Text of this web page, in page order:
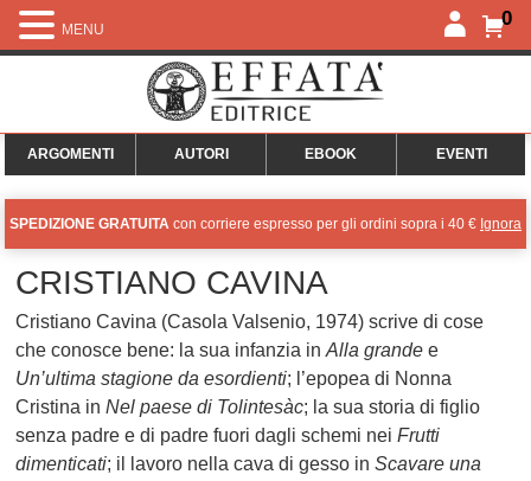
0
ARGOMENTI AUTORI EBOOK EVENTI
SPEDIZIONE GRATUITA con corriere espresso per gli ordini sopra i 40 € Ignora
CRISTIANO CAVINA
Cristiano Cavina (Casola Valsenio, 1974) scrive di cose
che conosce bene: la sua infanzia inAlla grande e
Un’ultima stagione da esordienti; l’epopea di Nonna
Cristina inNel paese di Tolintesàc; la sua storia di figlio
senza padre e di padre fuori dagli schemi neiFrutti
dimenticati; il lavoro nella cava di gesso inScavare una
MENU